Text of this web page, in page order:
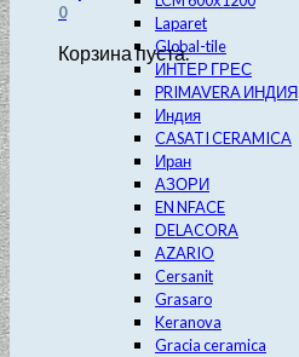
0
Корзина пуста.
Laparet
Global-tile
ИНТЕР ГРЕС
PRIMAVERA ИНДИЯ
Индия
CASATI CERAMICA
Иран
АЗОРИ
EN NFACE
DELACORA
AZARIO
Cersanit
Grasaro
Keranova
Gracia ceramica